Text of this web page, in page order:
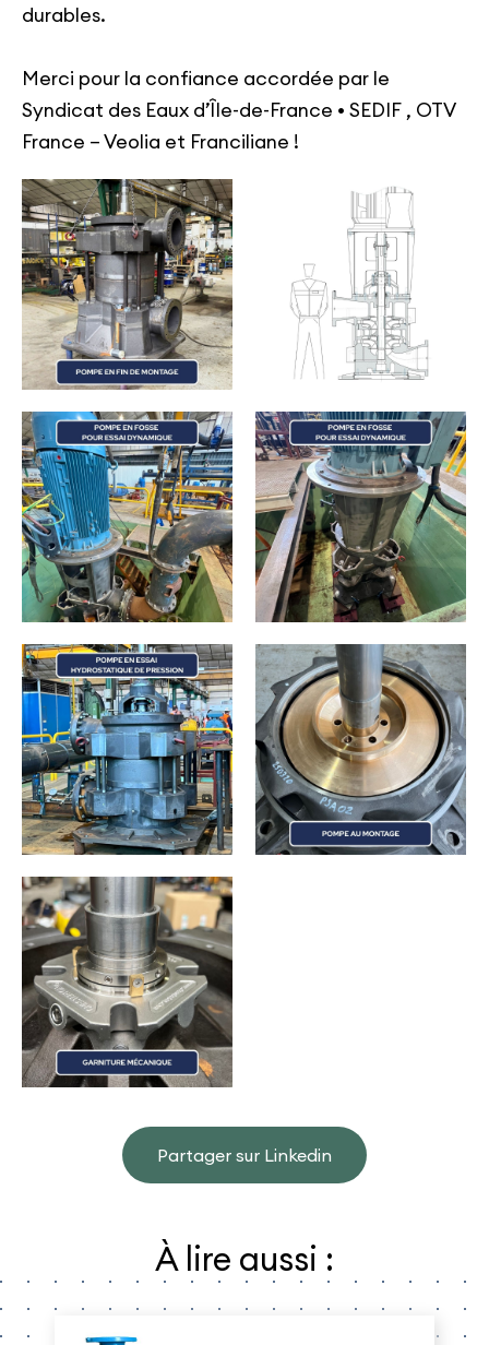
durables.
Merci pour la confiance accordée par le
Syndicat des Eaux d’Île-de-France • SEDIF , OTV
France – Veolia et Franciliane !
Partager sur Linkedin
À lire aussi :